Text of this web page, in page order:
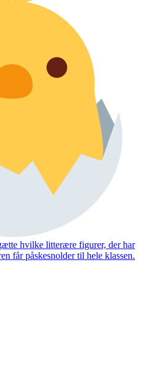
hvilke litterære figurer, der har
får påskesnolder til hele klassen.